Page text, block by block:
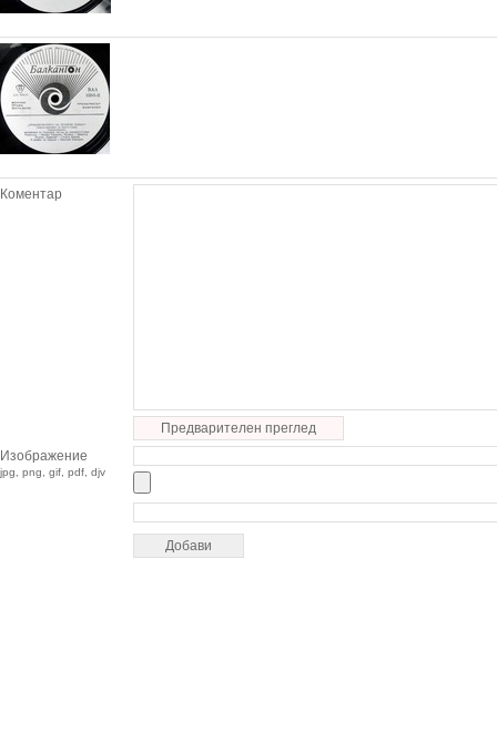
Коментар
Предварителен преглед
Изображение
jpg, png, gif, pdf, djv